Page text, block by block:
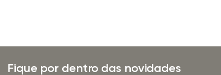
Fique por dentro das novidades